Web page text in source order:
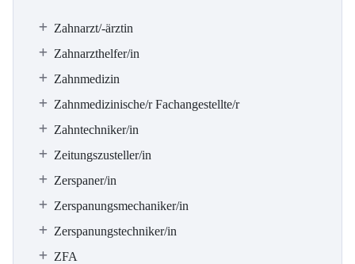
Zahnarzt/-ärztin
Zahnarzthelfer/in
Zahnmedizin
Zahnmedizinische/r Fachangestellte/r
Zahntechniker/in
Zeitungszusteller/in
Zerspaner/in
Zerspanungsmechaniker/in
Zerspanungstechniker/in
ZFA